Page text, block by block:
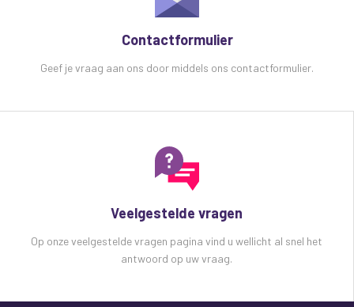
Contactformulier
Geef je vraag aan ons door middels ons contactformulier.
Veelgestelde vragen
Op onze veelgestelde vragen pagina vind u wellicht al snel het
antwoord op uw vraag.